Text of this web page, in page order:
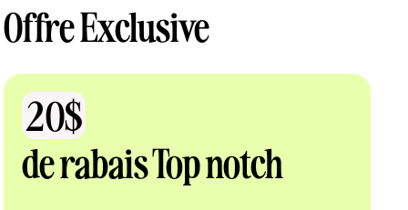
Offre Exclusive
20$
de rabais Top notch